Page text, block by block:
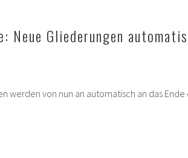
Neue Gliederungen
werden von nun an automatisch an das